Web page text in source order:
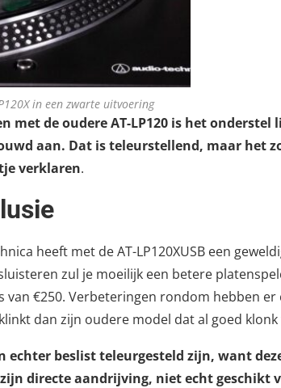
in een zwarte uitvoering
met de oudere AT-LP120 is het
aan. Dat is teleurstellend, maar het
verklaren.
heeft met de AT-LP120XUSB een
zul je moeilijk een betere
van €250. Verbeteringen rondom hebben
dan zijn oudere model dat al goed
echter beslist teleurgesteld zijn, want
directe aandrijving, niet echt geschikt